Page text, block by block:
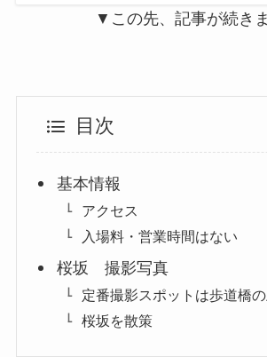
▼この先、記事が続きま
目次
基本情報
アクセス
入場料・営業時間はない
桜坂 撮影写真
定番撮影スポットは歩道橋
桜坂を散策